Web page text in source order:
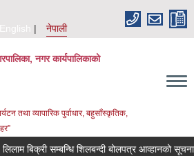
English
नेपाली
नगर कार्यपालिकाको
तथा व्यापारिक पुर्वाधार, बहुसाँस्कृतिक,
लिलाम बिक्री सम्बन्धि शिलबन्दी बोलपत्र आव्हानको